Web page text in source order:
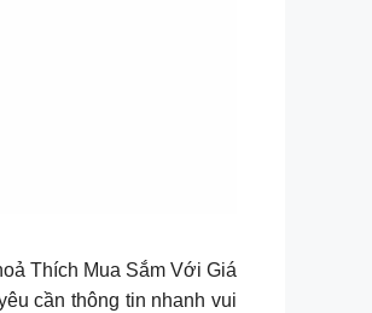
Thích Mua Sắm Với Giá
cần thông tin nhanh vui